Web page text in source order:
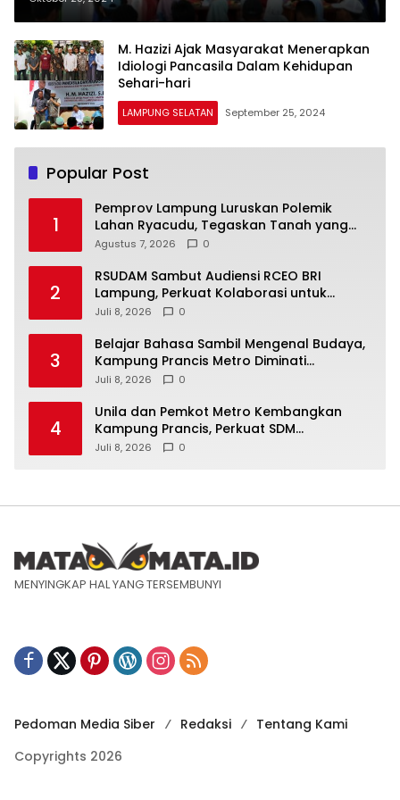
M. Hazizi Ajak Masyarakat Menerapkan
Idiologi Pancasila Dalam Kehidupan
Sehari-hari
LAMPUNG SELATAN September 25, 2024
Popular Post
1
Pemprov Lampung Luruskan Polemik
Lahan Ryacudu, Tegaskan Tanah yang
Dipersoalkan Bukan Aset Provinsi
Agustus 7, 2026 0
2
RSUDAM Sambut Audiensi RCEO BRI
Lampung, Perkuat Kolaborasi untuk
Pengembangan Layanan dan SDM
Juli 8, 2026 0
3
Belajar Bahasa Sambil Mengenal Budaya,
Kampung Prancis Metro Diminati
Masyarakat
Juli 8, 2026 0
4
Unila dan Pemkot Metro Kembangkan
Kampung Prancis, Perkuat SDM
Berwawasan Internasional
Juli 8, 2026 0
MENYINGKAP HAL YANG TERSEMBUNYI
Pedoman Media Siber Redaksi
Tentang Kami
Copyrights 2026